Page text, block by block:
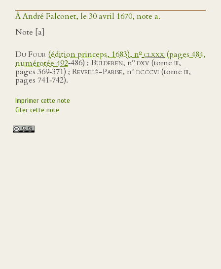
À André Falconet, le 30 avril 1670, note a.
Note [a]
Du Four (édition princeps, 1683), no clxxx(pages 484,
numérotée 492‑486) ; Bulderen, no dxv (tome iii,
pages 369‑371) ; Reveillé-Parise, no dcccvi (tome iii,
pages 741‑742).
Imprimer cette note
Citer cette note